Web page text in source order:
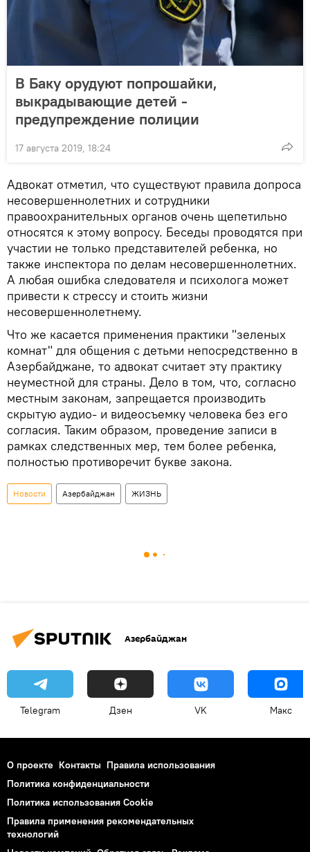
В Баку орудуют попрошайки,
выкрадывающие детей -
предупреждение полиции
17 августа 2019, 18:24
Адвокат отметил, что существуют правила допроса
несовершеннолетних и сотрудники
правоохранительных органов очень щепетильно
относятся к этому вопросу. Беседы проводятся при
участии не только представителей ребенка, но
также инспектора по делам несовершеннолетних.
А любая ошибка следователя и психолога может
привести к стрессу и стоить жизни
несовершеннолетнему.
Что же касается применения практики "зеленых
комнат" для общения с детьми непосредственно в
Азербайджане, то адвокат считает эту практику
неуместной для страны. Дело в том, что, согласно
местным законам, запрещается производить
скрытую аудио- и видеосъемку человека без его
согласия. Таким образом, проведение записи в
рамках следственных мер, тем более ребенка,
полностью противоречит букве закона.
Новости Азербайджан ЖИЗНЬ
Азербайджан
Telegram Дзен VK Макс
О проекте Контакты Правила использования
Политика конфиденциальности
Политика использования Cookie
Правила применения рекомендательных
технологий